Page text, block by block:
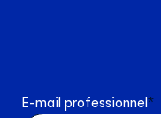
E-mail professionnel *